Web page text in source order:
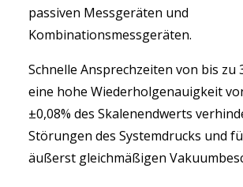
passiven Messgeräten und
Kombinationsmessgeräten.
Schnelle Ansprechzeiten von bis zu
eine hohe Wiederholgenauigkeit
±0,08% des Skalenendwerts
Störungen des Systemdrucks und
äußerst gleichmäßigen